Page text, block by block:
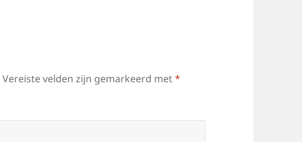
Vereiste velden zijn gemarkeerd met*